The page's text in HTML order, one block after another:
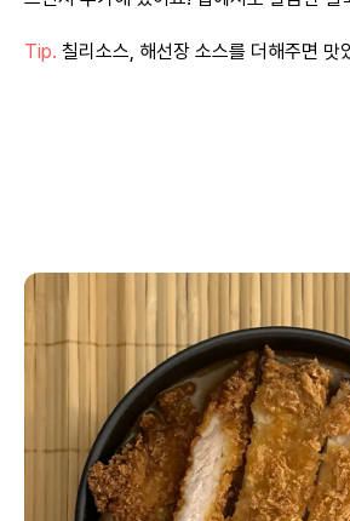
Tip. 칠리소스, 해선장 소스를 더해주면 맛